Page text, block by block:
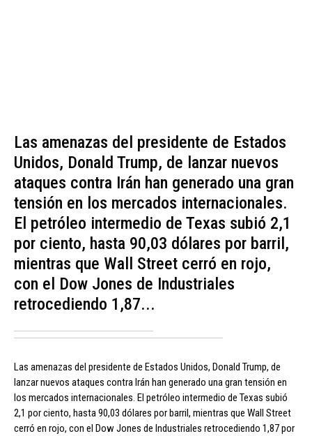
Las amenazas del presidente de Estados
Unidos, Donald Trump, de lanzar nuevos
ataques contra Irán han generado una gran
tensión en los mercados internacionales.
El petróleo intermedio de Texas subió 2,1
por ciento, hasta 90,03 dólares por barril,
mientras que Wall Street cerró en rojo,
con el Dow Jones de Industriales
retrocediendo 1,87...
Las amenazas del presidente de Estados Unidos, Donald Trump, de
lanzar nuevos ataques contra Irán han generado una gran tensión en
los mercados internacionales. El petróleo intermedio de Texas subió
2,1 por ciento, hasta 90,03 dólares por barril, mientras que Wall Street
cerró en rojo, con el Dow Jones de Industriales retrocediendo 1,87 por